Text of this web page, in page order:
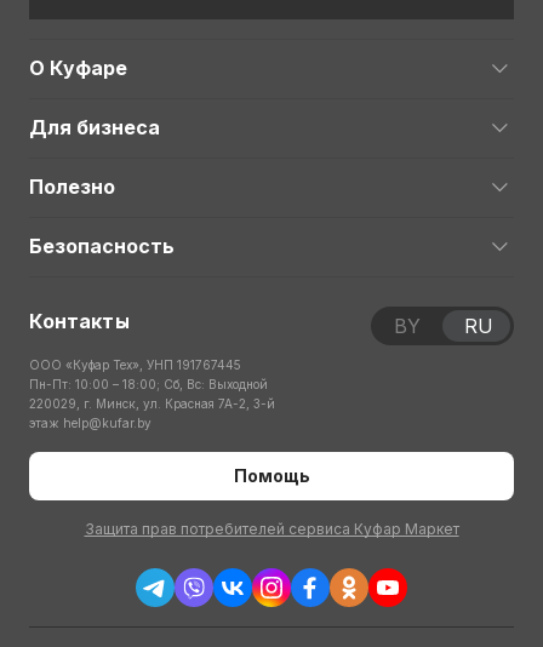
О Куфаре
Для бизнеса
Полезно
Безопасность
Контакты
ООО «Куфар Тех», УНП 191767445
Пн-Пт: 10:00 – 18:00; Сб, Вс: Выходной
220029, г. Минск, ул. Красная 7А-2, 3-й
этаж help@kufar.by
Помощь
Защита прав потребителей сервиса Куфар Маркет
BY RU